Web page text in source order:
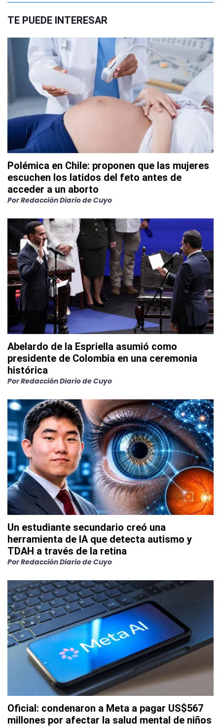
TE PUEDE INTERESAR
Polémica en Chile: proponen que las mujeres
escuchen los latidos del feto antes de
acceder a un aborto
PorRedacción Diario de Cuyo
Abelardo de la Espriella asumió como
presidente de Colombia en una ceremonia
histórica
PorRedacción Diario de Cuyo
Un estudiante secundario creó una
herramienta de IA que detecta autismo y
TDAH a través de la retina
PorRedacción Diario de Cuyo
Oficial: condenaron a Meta a pagar US$567
millones por afectar la salud mental de niños